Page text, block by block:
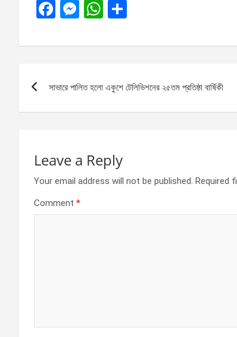
F
ce
o
M
se
g
W
at
A
ar
navigation
সাভারে পালিত হলো একুশে টেলিভিশনের ২৫তম প্রতিষ্ঠা বার্ষিকী
Leave a Reply
Your email address will not be published. Required
Comment *